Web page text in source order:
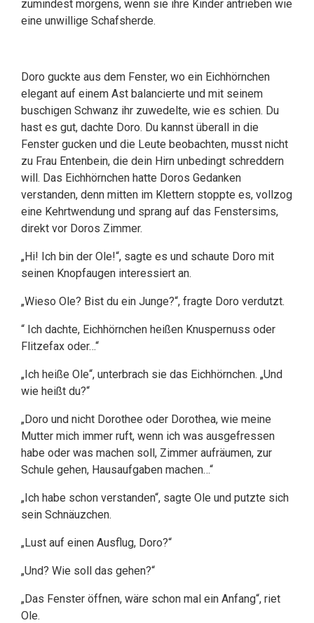
zumindest morgens, wenn sie ihre Kinder antrieben wie
eine unwillige Schafsherde.
Doro guckte aus dem Fenster, wo ein Eichhörnchen
elegant auf einem Ast balancierte und mit seinem
buschigen Schwanz ihr zuwedelte, wie es schien. Du
hast es gut, dachte Doro. Du kannst überall in die
Fenster gucken und die Leute beobachten, musst nicht
zu Frau Entenbein, die dein Hirn unbedingt schreddern
will. Das Eichhörnchen hatte Doros Gedanken
verstanden, denn mitten im Klettern stoppte es, vollzog
eine Kehrtwendung und sprang auf das Fenstersims,
direkt vor Doros Zimmer.
„Hi! Ich bin der Ole!“, sagte es und schaute Doro mit
seinen Knopfaugen interessiert an.
„Wieso Ole? Bist du ein Junge?“, fragte Doro verdutzt.
“ Ich dachte, Eichhörnchen heißen Knuspernuss oder
Flitzefax oder…“
„Ich heiße Ole“, unterbrach sie das Eichhörnchen. „Und
wie heißt du?“
„Doro und nicht Dorothee oder Dorothea, wie meine
Mutter mich immer ruft, wenn ich was ausgefressen
habe oder was machen soll, Zimmer aufräumen, zur
Schule gehen, Hausaufgaben machen…“
„Ich habe schon verstanden“, sagte Ole und putzte sich
sein Schnäuzchen.
„Lust auf einen Ausflug, Doro?“
„Und? Wie soll das gehen?“
„Das Fenster öffnen, wäre schon mal ein Anfang“, riet
Ole.